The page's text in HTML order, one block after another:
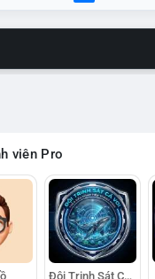
viên Pro
Đội Trinh Sát Cá Voi